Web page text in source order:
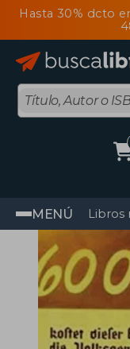
Hasta 30% dcto
MENÚ Libros